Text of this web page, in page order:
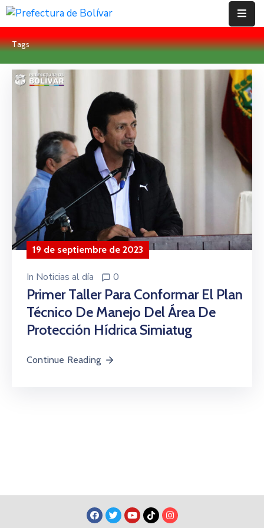
Inicio
Institución
Proyectos
Rendición
Cuentas
Transparencia
Contácto
Tags
19 de septiembre de 2023
In Noticias al día 0
Primer Taller Para Conformar El Plan
Técnico De Manejo Del Área De
Protección Hídrica Simiatug
Continue Reading